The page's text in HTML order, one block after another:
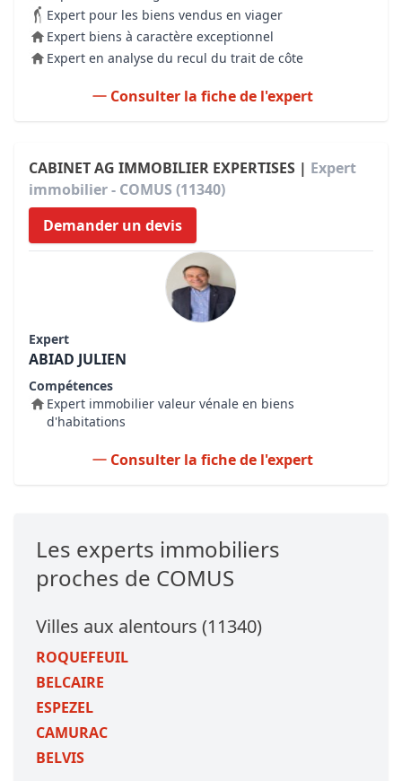
Expert pour les biens vendus en viager
Expert biens à caractère exceptionnel
Expert en analyse du recul du trait de côte
Consulter la fiche de l'expert
CABINET AG IMMOBILIER EXPERTISES | Expert
immobilier - COMUS (11340)
Demander un devis
Expert
ABIAD JULIEN
Compétences
Expert immobilier valeur vénale en biens
d'habitations
Consulter la fiche de l'expert
Les experts immobiliers
proches de COMUS
Villes aux alentours (11340)
ROQUEFEUIL
BELCAIRE
ESPEZEL
CAMURAC
BELVIS